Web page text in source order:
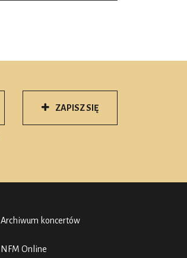
ZAPISZ SIĘ
Archiwum koncertów
NFM Online